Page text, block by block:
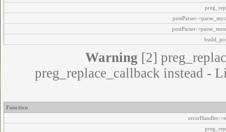
postParser-
postParser-
Warning [2]
preg_replace_callback instead -
Function
errorHandler-